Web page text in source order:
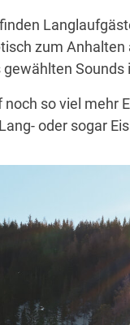
zum
so viel
oder sogar